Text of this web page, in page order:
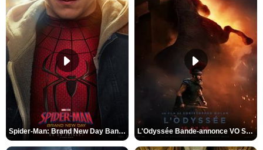
Spider-Man: Brand New Day Bande-annonce VO STFR L'Odyssée Bande-annonce VO STFR